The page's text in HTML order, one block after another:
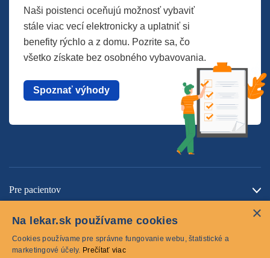
Naši poistenci oceňujú možnosť vybaviť
stále viac vecí elektronicky a uplatniť si
benefity rýchlo a z domu. Pozrite sa, čo
všetko získate bez osobného vybavovania.
Spoznať výhody
Pre pacientov
×
Na lekar.sk používame cookies
Cookies používame pre správne fungovanie webu, štatistické a
marketingové účely. Prečítať viac